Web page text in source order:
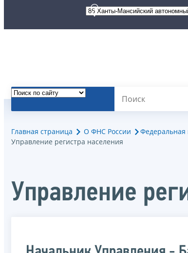
Главная страница О ФНС России Федеральная
Управление регистра населения
Управление